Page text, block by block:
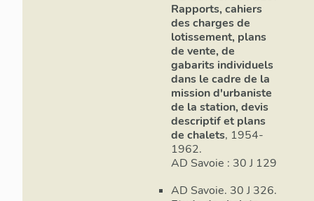
poteaux-
Chalet skieur
Le chalet
Megève, est
entreprises
Bauges, et
édifié la
constructions
partie
trois
Rapports, cahiers
des charges de
lotissement, plans
de vente, de
gabarits individuels
dans le cadre de la
mission d'urbaniste
de la station, devis
descriptif et plans
de chalets, 1954-
1962.
AD Savoie : 30 J 129
AD Savoie. 30 J 326.